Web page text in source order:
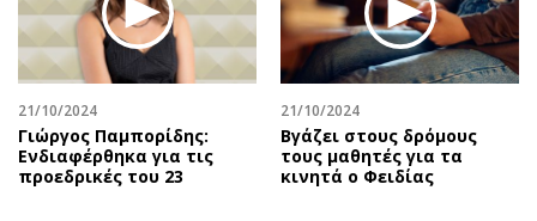
Real Estate
Επιχειρήσεις
Αγορές
Money Review
AstroBank Properties
Οικονομία
Γενικά
Αναδρομές
Πρόσωπα
Περιβάλλον
21/10/2024
Γιώργος Παμπορίδης:
Ενδιαφέρθηκα για τις
προεδρικές του 23
21/10/2024
Βγάζει στους δρόμους
τους μαθητές για τα
κινητά ο Φειδίας